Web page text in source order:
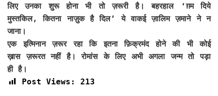
लिए उनका शुरू होना भी तो ज़रूरी है। बहरहाल ‘ग़म दिये
मुस्तकिल, कितना नाज़ुक है दिल’ ये वाकई ज़ालिम ज़माने ने न
जाना।
एक इत्मिनान ज़रूर रहा कि इतना फ़िक्रमंद होने की भी कोई
ख़ास ज़रूरत नहीं है। रोमांस के लिए अभी अगला जन्म तो पड़ा
ही है।
Post Views:
213